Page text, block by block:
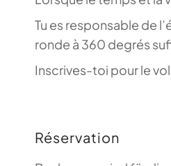
Tu es responsable de
ronde à 360 degrés
Inscrives-toi pour le vol
Réservation